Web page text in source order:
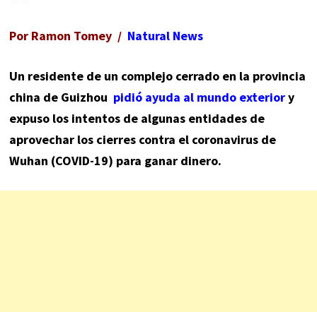
Por Ramon Tomey / Natural News
Un residente de un complejo cerrado en la provincia
china de Guizhou pidió ayuda al mundo exteriory
expuso los intentos de algunas entidades de
aprovechar los cierres contra el coronavirus de
Wuhan (COVID-19) para ganar dinero.